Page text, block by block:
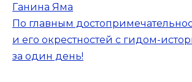
Ганина Яма
По главным
и его окрестностей с гидом-
за один день!